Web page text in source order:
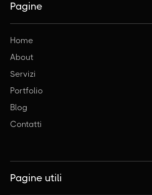
Pagine
Home
About
Servizi
Portfolio
Blog
Contatti
Pagine utili